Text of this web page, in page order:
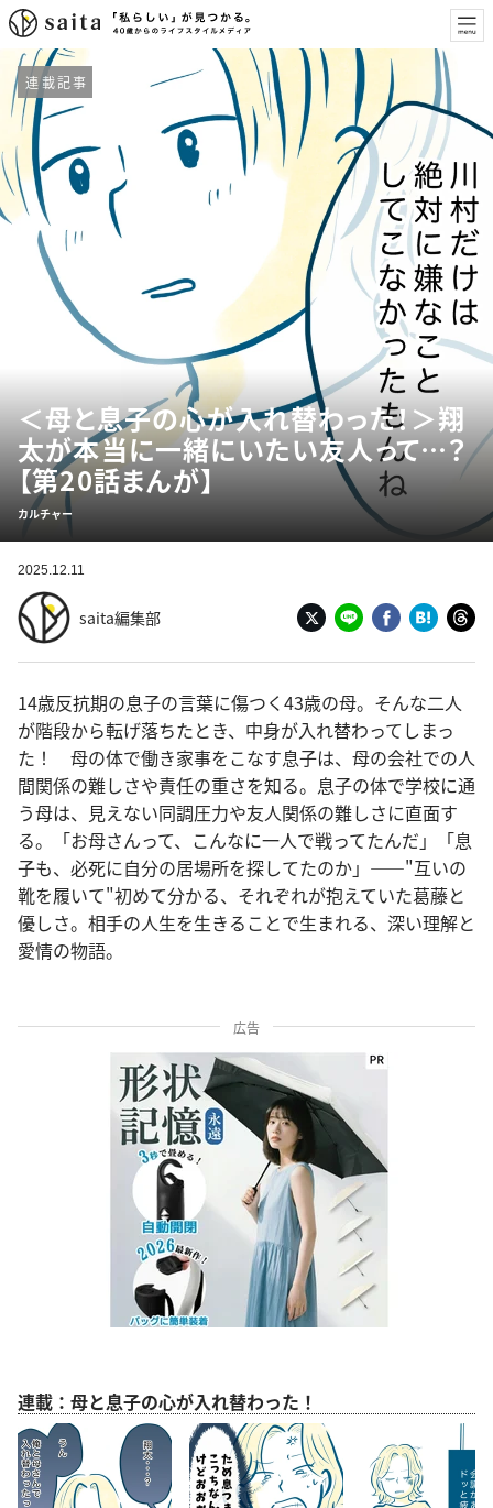
連載記事
＜母と息子の心が入れ替わった！＞翔
太が本当に一緒にいたい友人って…？
【第20話まんが】
カルチャー
2025.12.11
saita編集部
14歳反抗期の息子の言葉に傷つく43歳の母。そんな二人
が階段から転げ落ちたとき、中身が入れ替わってしまっ
た！ 母の体で働き家事をこなす息子は、母の会社での人
間関係の難しさや責任の重さを知る。息子の体で学校に通
う母は、見えない同調圧力や友人関係の難しさに直面す
る。「お母さんって、こんなに一人で戦ってたんだ」「息
子も、必死に自分の居場所を探してたのか」——"互いの
靴を履いて"初めて分かる、それぞれが抱えていた葛藤と
優しさ。相手の人生を生きることで生まれる、深い理解と
愛情の物語。
広告
連載：母と息子の心が入れ替わった！